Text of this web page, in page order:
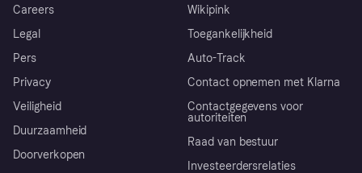
Careers
Legal
Pers
Privacy
Veiligheid
Duurzaamheid
Doorverkopen
Wikipink
Toegankelijkheid
Auto-Track
Contact opnemen met Klarna
Contactgegevens voor
autoriteiten
Raad van bestuur
Investeerdersrelaties